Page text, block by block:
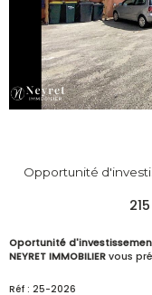
Opportunité
Oportunité
NEYRET IMMOBILIER vous
Réf : 25-2026